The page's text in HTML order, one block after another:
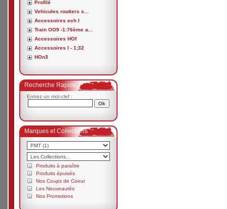
Profilé
Vehicules routiers s...
Accessoires ech I
Train OO9 -1:76ème a...
Accessoires HOf
Accessoires I - 1;32
HOn3
Recherche Rapide
Entrez un mot-clef :
Marques et Collections
Produits à paraître
Produits épuisés
Nos Coups de Coeur
Les Nouveautés
Nos Promotions